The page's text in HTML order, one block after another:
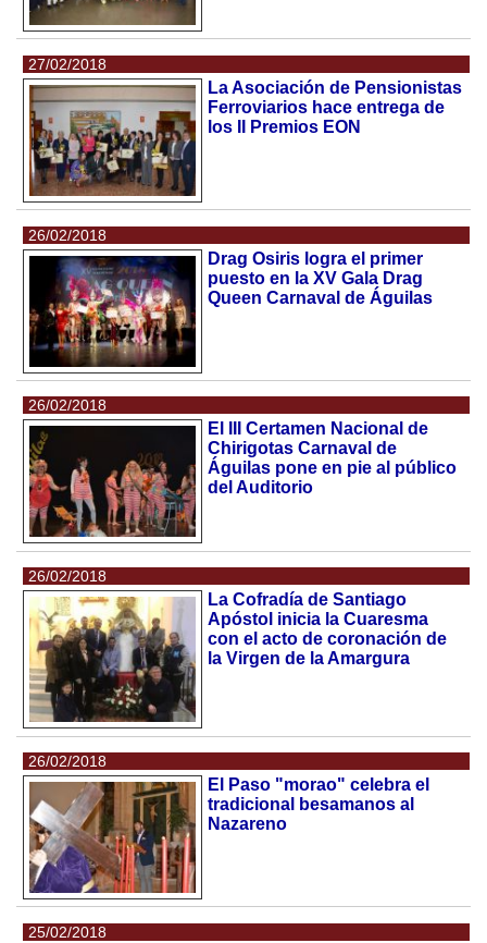
27/02/2018
La Asociación de Pensionistas
Ferroviarios hace entrega de
los II Premios EON
26/02/2018
Drag Osiris logra el primer
puesto en la XV Gala Drag
Queen Carnaval de Águilas
26/02/2018
El III Certamen Nacional de
Chirigotas Carnaval de
Águilas pone en pie al público
del Auditorio
26/02/2018
La Cofradía de Santiago
Apóstol inicia la Cuaresma
con el acto de coronación de
la Virgen de la Amargura
26/02/2018
El Paso "morao" celebra el
tradicional besamanos al
Nazareno
25/02/2018